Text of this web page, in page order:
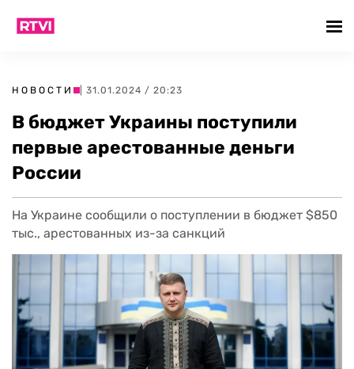
НОВОСТИ | 31.01.2024 / 20:23
В бюджет Украины поступили
первые арестованные деньги
России
На Украине сообщили о поступлении в бюджет $850
тыс., арестованных из-за санкций